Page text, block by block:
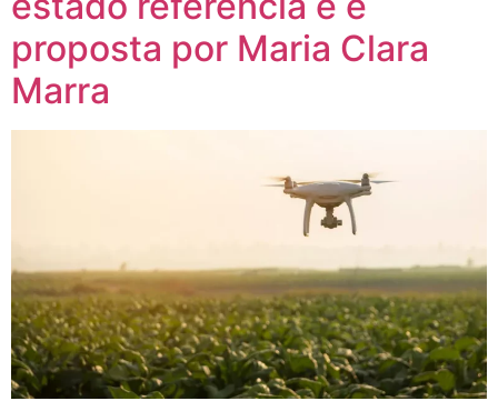
proposta por Maria Clara
Marra